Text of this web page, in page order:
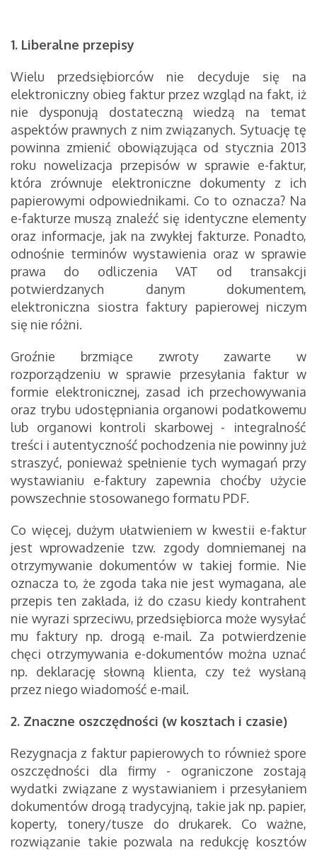
1. Liberalne przepisy
Wielu przedsiębiorców nie decyduje się na
elektroniczny obieg faktur przez wzgląd na fakt, iż
nie dysponują dostateczną wiedzą na temat
aspektów prawnych z nim związanych. Sytuację tę
powinna zmienić obowiązująca od stycznia 2013
roku nowelizacja przepisów w sprawie e-faktur,
która zrównuje elektroniczne dokumenty z ich
papierowymi odpowiednikami. Co to oznacza? Na
e-fakturze muszą znaleźć się identyczne elementy
oraz informacje, jak na zwykłej fakturze. Ponadto,
odnośnie terminów wystawienia oraz w sprawie
prawa do odliczenia VAT od transakcji
potwierdzanych danym dokumentem,
elektroniczna siostra faktury papierowej niczym
się nie różni.
Groźnie brzmiące zwroty zawarte w
rozporządzeniu w sprawie przesyłania faktur w
formie elektronicznej, zasad ich przechowywania
oraz trybu udostępniania organowi podatkowemu
lub organowi kontroli skarbowej - integralność
treści i autentyczność pochodzenia nie powinny już
straszyć, ponieważ spełnienie tych wymagań przy
wystawianiu e-faktury zapewnia choćby użycie
powszechnie stosowanego formatu PDF.
Co więcej, dużym ułatwieniem w kwestii e-faktur
jest wprowadzenie tzw. zgody domniemanej na
otrzymywanie dokumentów w takiej formie. Nie
oznacza to, że zgoda taka nie jest wymagana, ale
przepis ten zakłada, iż do czasu kiedy kontrahent
nie wyrazi sprzeciwu, przedsiębiorca może wysyłać
mu faktury np. drogą e-mail. Za potwierdzenie
chęci otrzymywania e-dokumentów można uznać
np. deklarację słowną klienta, czy też wysłaną
przez niego wiadomość e-mail.
2. Znaczne oszczędności (w kosztach i czasie)
Rezygnacja z faktur papierowych to również spore
oszczędności dla firmy - ograniczone zostają
wydatki związane z wystawianiem i przesyłaniem
dokumentów drogą tradycyjną, takie jak np. papier,
koperty, tonery/tusze do drukarek. Co ważne,
rozwiązanie takie pozwala na redukcję kosztów